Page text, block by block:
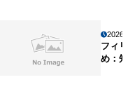
2026年
フィリ
め：知